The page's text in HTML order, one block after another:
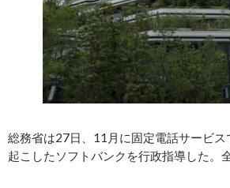
総務省は27日、11月に固定電話サービス
起こしたソフトバンクを行政指導した。